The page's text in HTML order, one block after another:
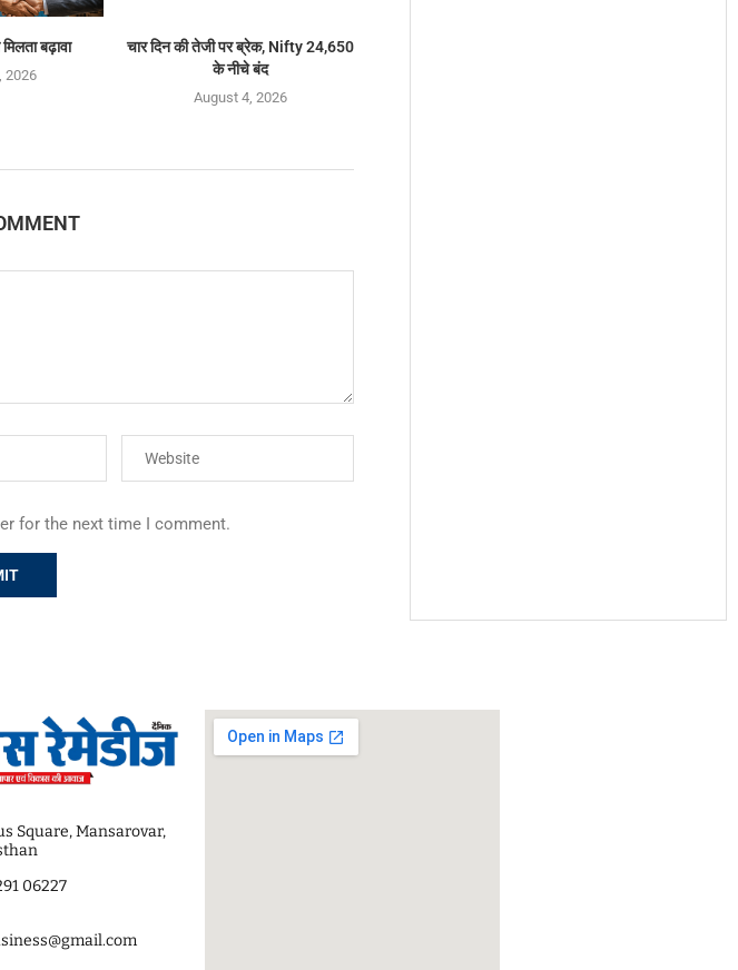
बढ़ावा
2026
चार दिन की तेजी पर ब्रेक, Nifty 24,650
के नीचे बंद
August 4, 2026
for the next time I comment.
Square, Mansarovar,
06227